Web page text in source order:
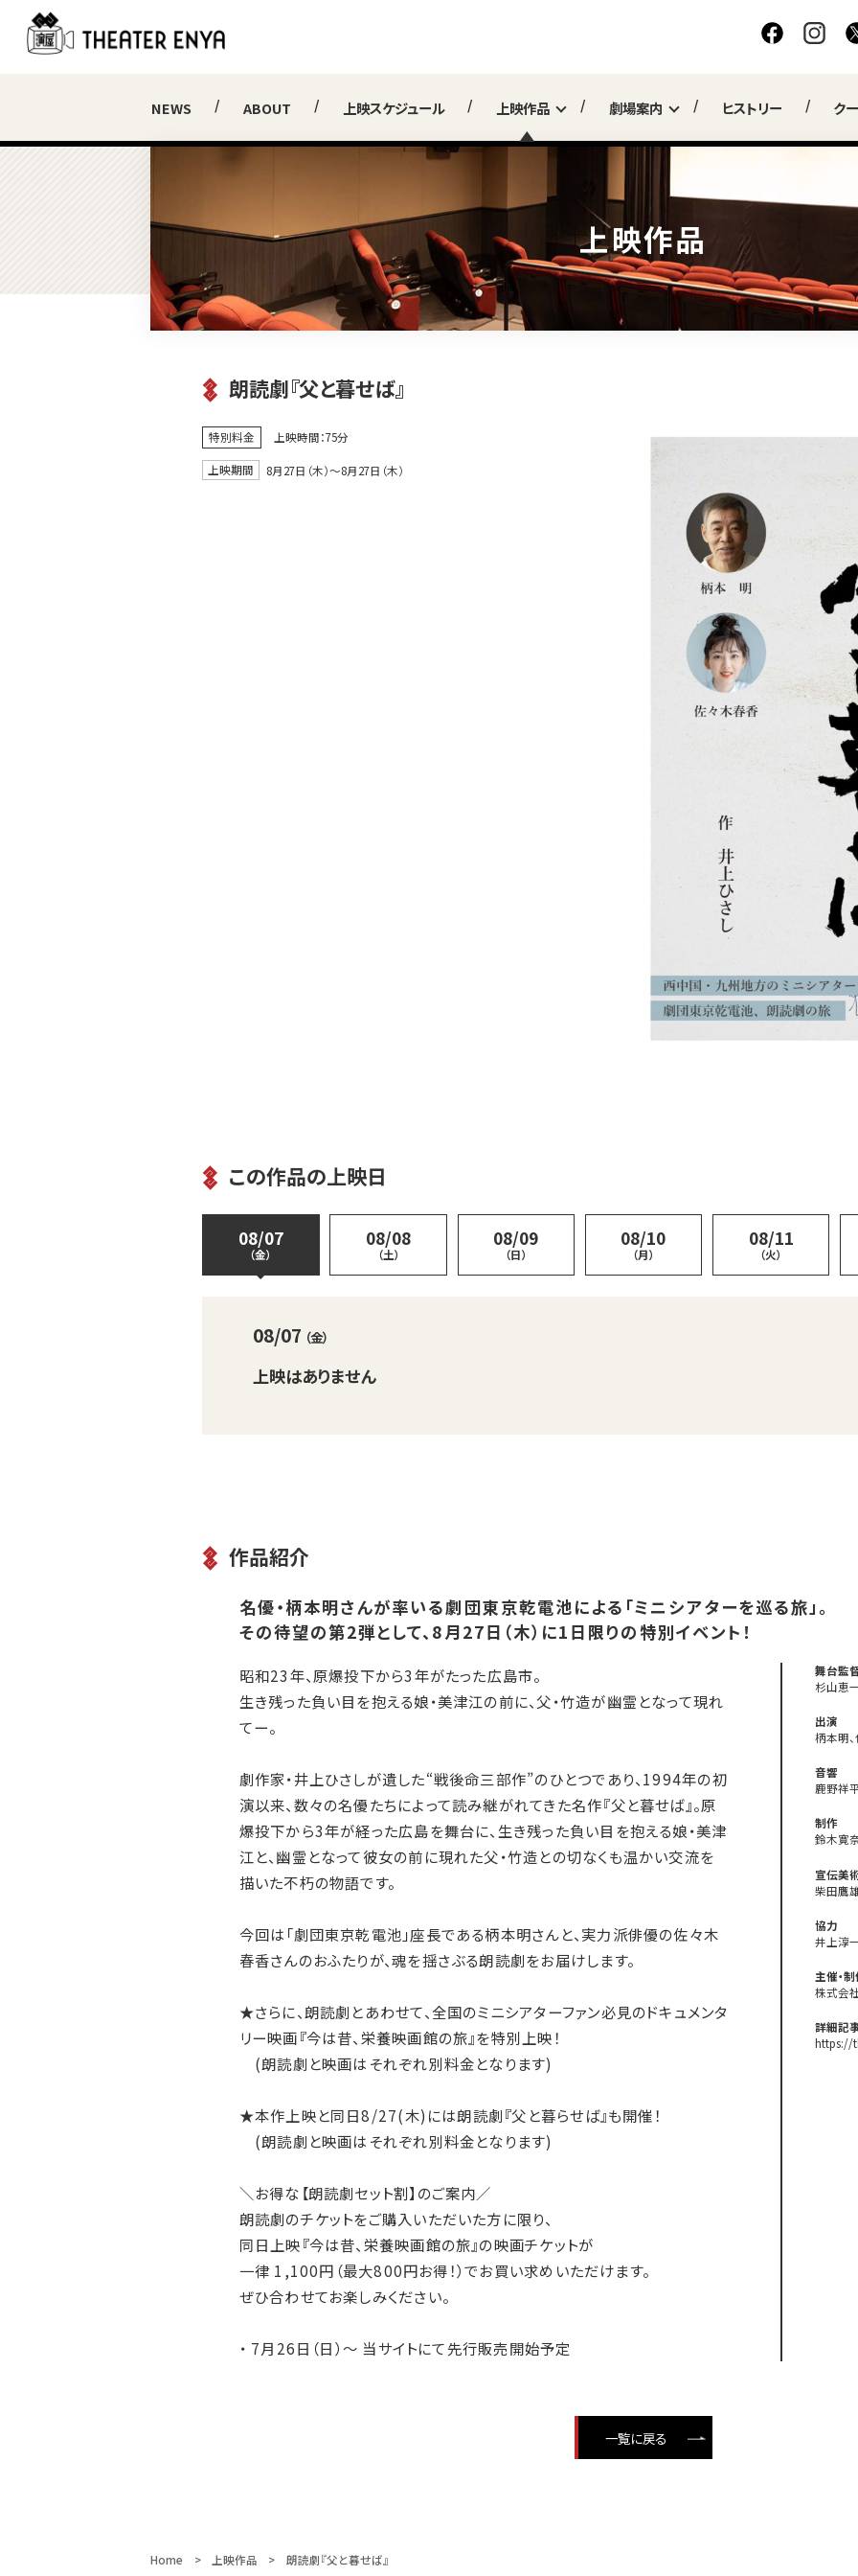
NEWS ABOUT 上映スケジュール 上映作品 劇場案内 ヒストリー ク
上映作品
朗読劇『父と暮せば』
特別料金 上映時間：75分
上映期間 8月27日（木）〜8月27日（木）
この作品の上映日
08/07
（金）
08/08
（土）
08/09
（日）
08/10
（月）
08/11
（火）
08/07 （金）
上映はありません
作品紹介
名優・柄本明さんが率いる劇団東京乾電池による「ミニシアターを巡る旅」。
その待望の第2弾として、8月27日（木）に1日限りの特別イベント！
昭和23年、原爆投下から3年がたった広島市。
生き残った負い目を抱える娘・美津江の前に、父・竹造が幽霊となって現れ
てー。
劇作家・井上ひさしが遺した“戦後命三部作”のひとつであり、1994年の初
演以来、数々の名優たちによって読み継がれてきた名作『父と暮せば』。原
爆投下から3年が経った広島を舞台に、生き残った負い目を抱える娘・美津
江と、幽霊となって彼女の前に現れた父・竹造との切なくも温かい交流を
描いた不朽の物語です。
今回は「劇団東京乾電池」座長である柄本明さんと、実力派俳優の佐々木
春香さんのおふたりが、魂を揺さぶる朗読劇をお届けします。
★さらに、朗読劇とあわせて、全国のミニシアターファン必見のドキュメンタ
リー映画『今は昔、栄養映画館の旅』を特別上映！
(朗読劇と映画はそれぞれ別料金となります)
★本作上映と同日8/27(木)には朗読劇『父と暮らせば』も開催！
(朗読劇と映画はそれぞれ別料金となります)
＼お得な【朗読劇セット割】のご案内／
朗読劇のチケットをご購入いただいた方に限り、
同日上映『今は昔、栄養映画館の旅』の映画チケットが
一律 1,100円（最大800円お得！）でお買い求めいただけます。
ぜひ合わせてお楽しみください。
・ 7月26日（日）〜 当サイトにて先行販売開始予定
舞台監
杉山恵
出演
柄本明
音響
鹿野祥
制作
鈴木寛
宣伝美
柴田鷹
協力
井上淳
主催・
株式会
詳細記
https://
一覧に戻る
Home 上映作品 朗読劇『父と暮せば』